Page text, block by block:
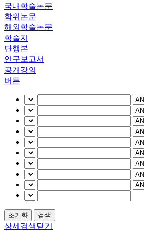
국내학술논문
학위논문
해외학술논문
학술지
단행본
연구보고서
공개강의
버튼
상세검색닫기